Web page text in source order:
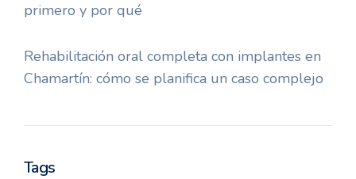
primero y por qué
Rehabilitación oral completa con implantes en
Chamartín: cómo se planifica un caso complejo
Tags